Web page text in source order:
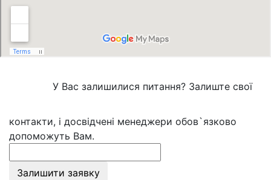
У Вас залишилися питання? Залиште свої
контакти, і досвідчені менеджери обов`язково
допоможуть Вам.
Залишити заявку